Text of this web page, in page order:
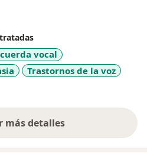
adquiridos o
funcional en la vida
vocal
Trastornos de la voz
más detalles
sobre la experiencia